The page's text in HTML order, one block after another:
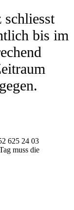
schliesst
bis im
625 24 03
muss die